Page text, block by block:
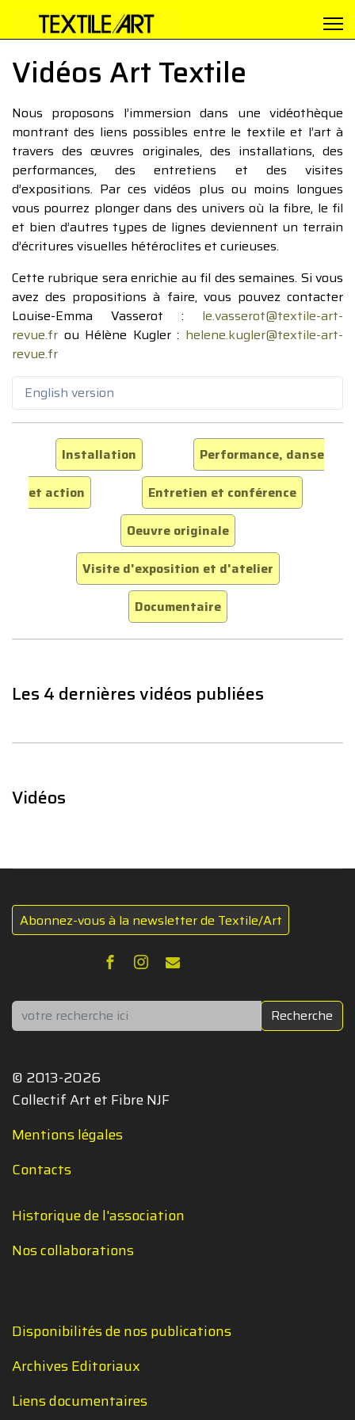
Vidéos Art Textile
Nous proposons l’immersion dans une vidéothèque
montrant des liens possibles entre le textile et l’art à
travers des œuvres originales, des installations, des
performances, des entretiens et des visites
d’expositions. Par ces vidéos plus ou moins longues
vous pourrez plonger dans des univers où la fibre, le fil
et bien d’autres types de lignes deviennent un terrain
d’écritures visuelles hétéroclites et curieuses.
Cette rubrique sera enrichie au fil des semaines. Si vous
avez des propositions à faire, vous pouvez contacter
Louise-Emma Vasserot : le.vasserot@textile-art-
revue.fr ou Hélène Kugler : helene.kugler@textile-art-
revue.fr
English version
Installation
Performance, danse
et action
Entretien et conférence
Oeuvre originale
Visite d'exposition et d'atelier
Documentaire
Les 4 dernières vidéos publiées
Vidéos
Abonnez-vous à la newsletter de Textile/Art
Rechercher Recherche
© 2013-2026
Collectif Art et Fibre NJF
Mentions légales
Contacts
Historique de l'association
Nos collaborations
Disponibilités de nos publications
Archives Editoriaux
Liens documentaires